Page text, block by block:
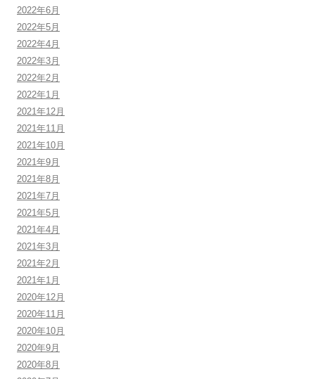
2022年6月
2022年5月
2022年4月
2022年3月
2022年2月
2022年1月
2021年12月
2021年11月
2021年10月
2021年9月
2021年8月
2021年7月
2021年5月
2021年4月
2021年3月
2021年2月
2021年1月
2020年12月
2020年11月
2020年10月
2020年9月
2020年8月